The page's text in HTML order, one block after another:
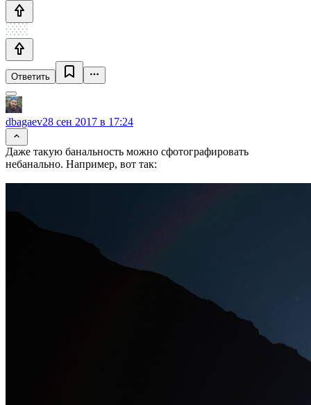
Ответить
dbagaev28 сен 2017 в 17:24
Даже такую банальность можно сфотографировать
небанально. Например, вот так: